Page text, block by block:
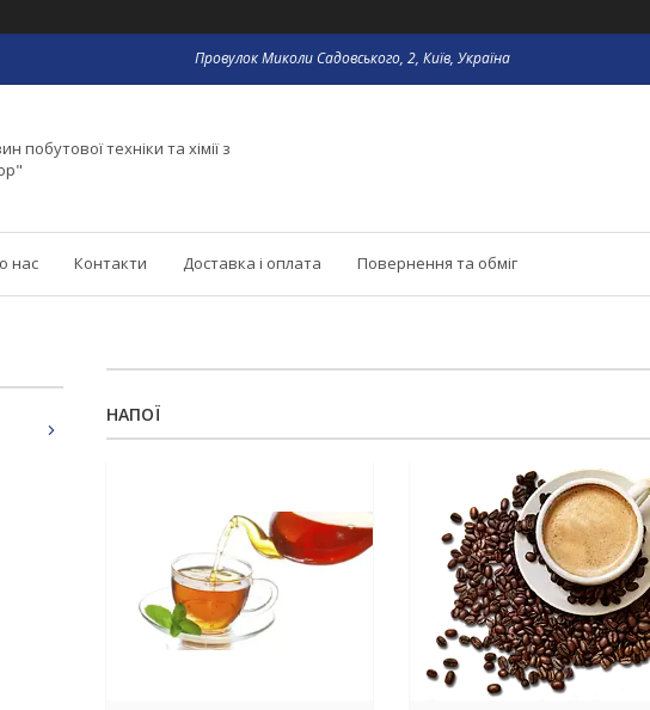
Провулок Миколи Садовського, 2, Київ, Україна
побутової техніки та хімії з
нас Контакти Доставка і оплата Повернення та обміг
НАПОЇ